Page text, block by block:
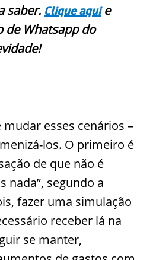
saber. Clique aquie
de Whatsapp do
esses cenários –
los. O primeiro é
de que não é
nada”, segundo a
fazer uma simulação
receber lá na
se manter,